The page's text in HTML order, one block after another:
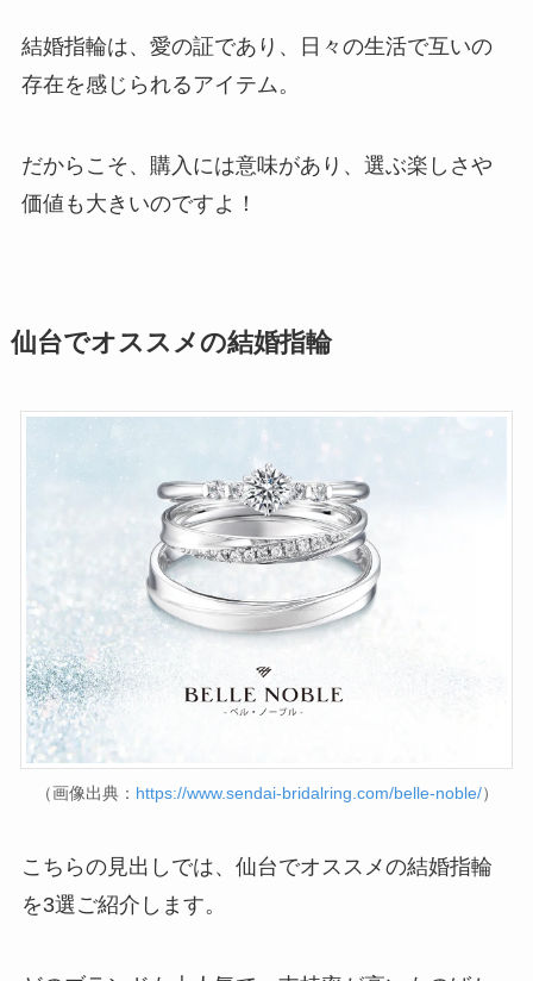
結婚指輪は、愛の証であり、日々の生活で互いの
存在を感じられるアイテム。
だからこそ、購入には意味があり、選ぶ楽しさや
価値も大きいのですよ！
仙台でオススメの結婚指輪
（画像出典： https://www.sendai-bridalring.com/belle-noble/）
こちらの見出しでは、仙台でオススメの結婚指輪
を3選ご紹介します。